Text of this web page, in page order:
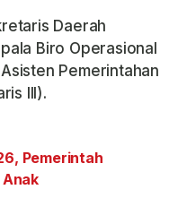
Daerah
Biro Operasional
Pemerintahan
III).
Pemerintah
Anak